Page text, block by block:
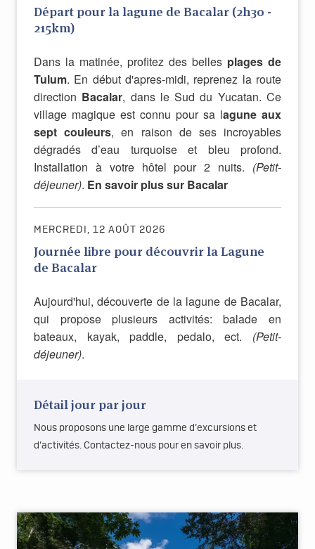
Départ pour la lagune de Bacalar (2h30 -
215km)
Dans la matinée, profitez des belles plages de
Tulum. En début d'apres-midi, reprenez la route
direction Bacalar, dans le Sud du Yucatan. Ce
village magique est connu pour sa lagune aux
sept couleurs, en raison de ses incroyables
dégradés d’eau turquoise et bleu profond.
Installation à votre hôtel pour 2 nuits. (Petit-
déjeuner). En savoir plus sur Bacalar
MERCREDI, 12 AOÛT 2026
Journée libre pour découvrir la Lagune
de Bacalar
Aujourd'hui, découverte de la lagune de Bacalar,
qui propose plusieurs activités: balade en
bateaux, kayak, paddle, pedalo, ect. (Petit-
déjeuner).
Détail jour par jour
Nous proposons une large gamme d’excursions et
d’activités. Contactez-nous pour en savoir plus.